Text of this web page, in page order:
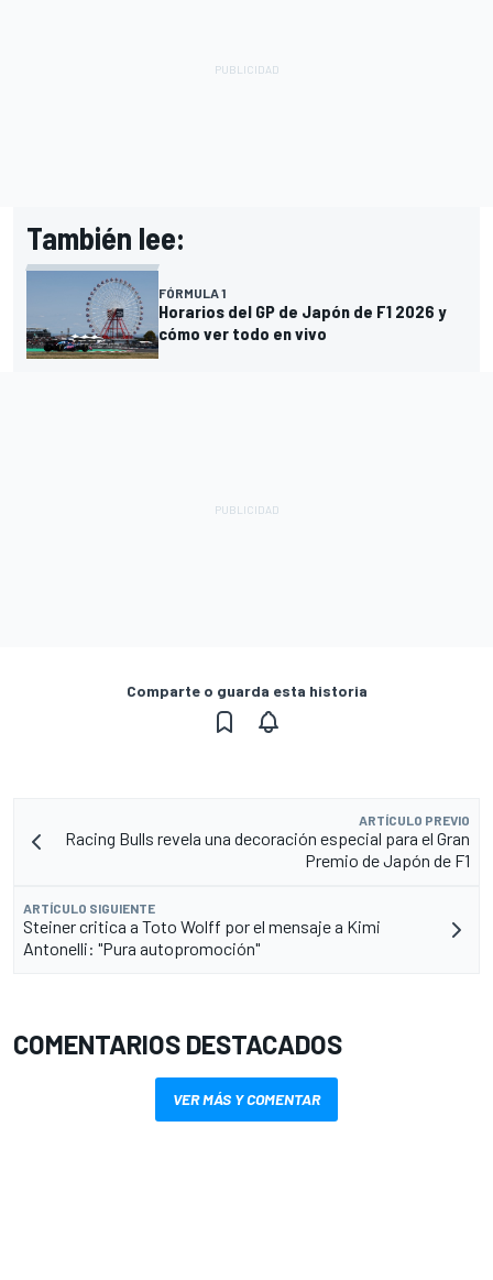
También lee:
FÓRMULA 1
Horarios del GP de Japón de F1 2026 y
cómo ver todo en vivo
Comparte o guarda esta historia
ARTÍCULO PREVIO
Racing Bulls revela una decoración especial para el Gran
Premio de Japón de F1
ARTÍCULO SIGUIENTE
Steiner critica a Toto Wolff por el mensaje a Kimi
Antonelli: "Pura autopromoción"
COMENTARIOS DESTACADOS
VER MÁS Y COMENTAR